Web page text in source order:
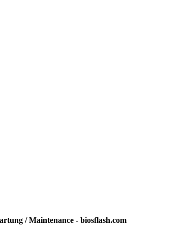
/ Maintenance - biosflash.com